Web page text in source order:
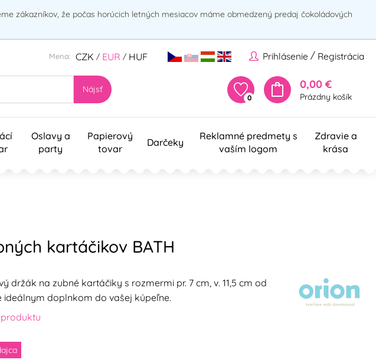
zákazníkov, že počas horúcich letných mesiacov máme obmedzený predaj čokoládových
Prihlásenie / Registrácia
Mena: CZK / EUR / HUF
Nájsť
0
0,00 €
Prázdny košík
Oslavy a
party
Papierový
tovar
Darčeky
Reklamné predmety s
vaším logom
Zdravie a
krása
kartáčikov BATH
držák na zubné kartáčiky s rozmermi pr. 7 cm, v. 11,5 cm od
ideálnym doplnkom do vašej kúpeľne.